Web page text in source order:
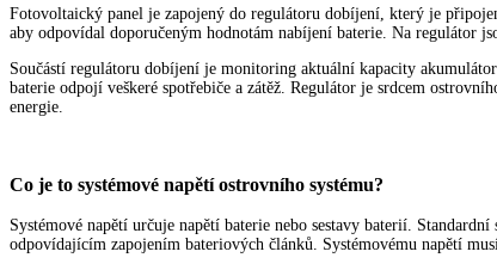
Fotovoltaický panel je zapojený do regulátoru dobíjení, který je
aby odpovídal doporučeným hodnotám nabíjení baterie. Na regulátor
Součástí regulátoru dobíjení je monitoring aktuální kapacity
baterie odpojí veškeré spotřebiče a zátěž. Regulátor je srdcem
energie.
Co je to systémové napětí ostrovního systému?
Systémové napětí určuje napětí baterie nebo sestavy baterií.
odpovídajícím zapojením bateriových článků. Systémovému napětí